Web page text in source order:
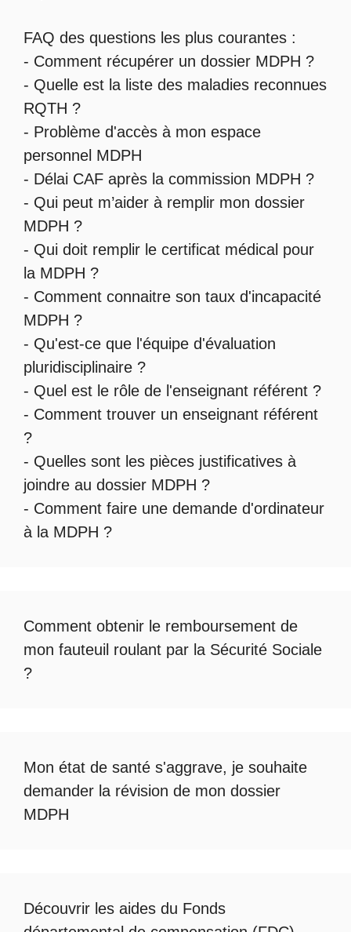
FAQ des questions les plus courantes :
- Comment récupérer un dossier MDPH ?
- Quelle est la liste des maladies reconnues
RQTH ?
- Problème d'accès à mon espace
personnel MDPH
- Délai CAF après la commission MDPH ?
- Qui peut m’aider à remplir mon dossier
MDPH ?
- Qui doit remplir le certificat médical pour
la MDPH ?
- Comment connaitre son taux d'incapacité
MDPH ?
- Qu'est-ce que l'équipe d'évaluation
pluridisciplinaire ?
- Quel est le rôle de l'enseignant référent ?
- Comment trouver un enseignant référent
?
- Quelles sont les pièces justificatives à
joindre au dossier MDPH ?
- Comment faire une demande d'ordinateur
à la MDPH ?
Comment obtenir le remboursement de
mon fauteuil roulant par la Sécurité Sociale
?
Mon état de santé s'aggrave, je souhaite
demander la révision de mon dossier
MDPH
Découvrir les aides du Fonds